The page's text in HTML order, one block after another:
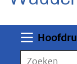
worden
toegestaan
Zoeken